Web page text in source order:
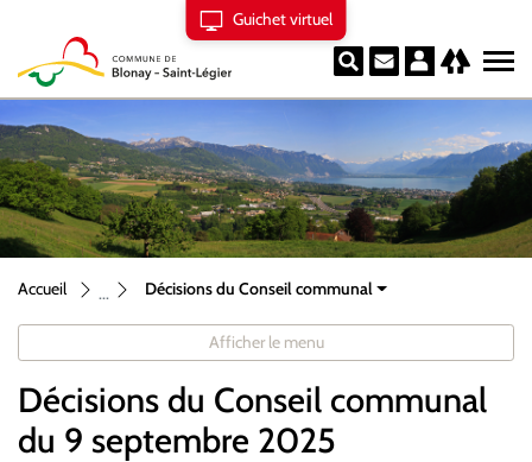
Page d'accueil
Accèder à la navigation
Accèder au contenu
Accèder à l'outil de recherche
Accèder à la table des matières
Guichet virtuel
Rechercher
Contact
Linktree
Accueil Décisions du Conseil communal
Afficher le menu
Décisions du Conseil communal
du 9 septembre 2025